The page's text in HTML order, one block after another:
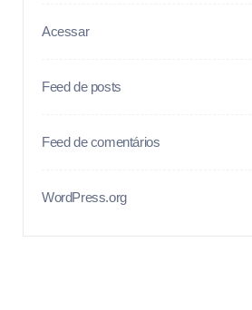
Acessar
Feed de posts
Feed de comentários
WordPress.org